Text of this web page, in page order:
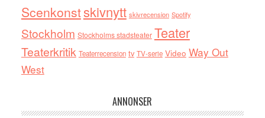
Scenkonstskivnytt skivrecension Spotify
Stockholm Stockholms stadsteater Teater
Teaterkritik Teaterrecension tv TV-serie Video Way Out
West
ANNONSER